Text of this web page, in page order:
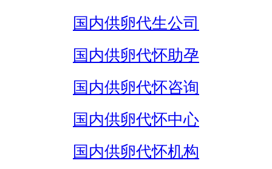
国内供卵代生公司
国内供卵代怀助孕
国内供卵代怀咨询
国内供卵代怀中心
国内供卵代怀机构